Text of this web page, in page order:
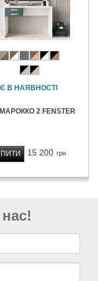
Є В НАЯВНОСТІ
2 FENSTER
15 200 грн